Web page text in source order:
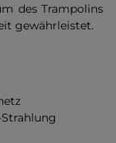
des Trampolins
gewährleistet.